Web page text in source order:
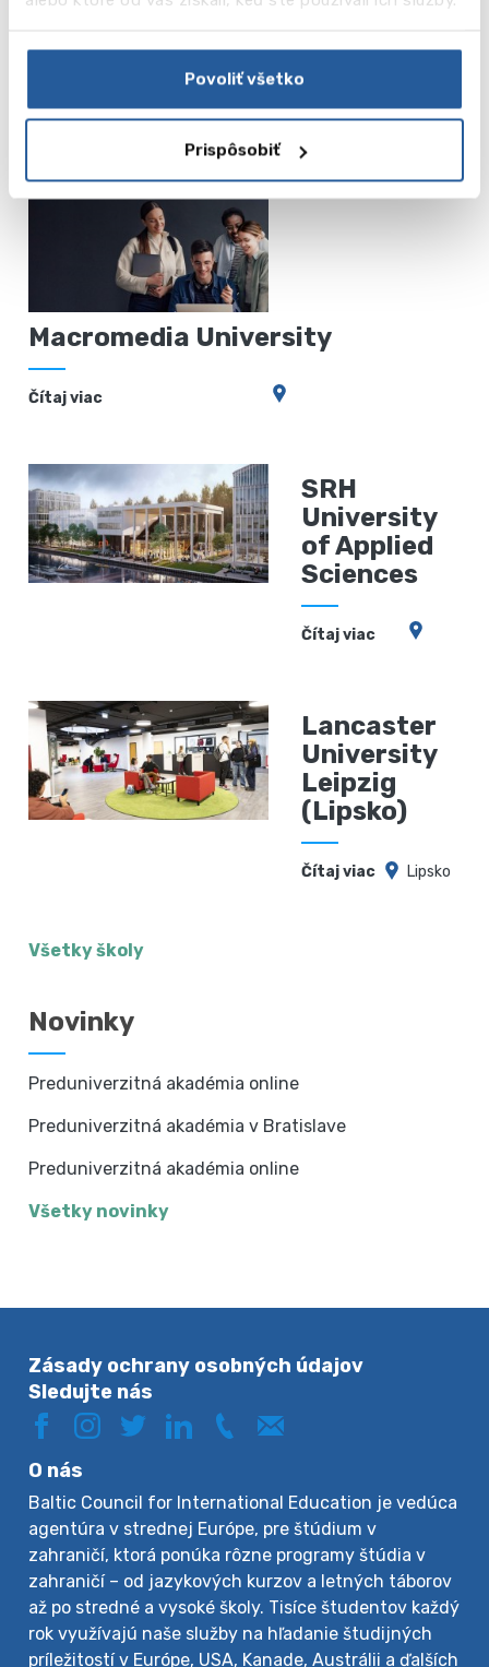
Povoliť všetko
Prispôsobiť
Obrázky
Mohlo by vás zaujímať
Macromedia University
Čítaj viac
SRH
University
of Applied
Sciences
Čítaj viac
Lancaster
University
Leipzig
(Lipsko)
Čítaj viac Lipsko
Všetky školy
Novinky
Preduniverzitná akadémia online
Preduniverzitná akadémia v Bratislave
Preduniverzitná akadémia online
Všetky novinky
Zásady ochrany osobných údajov
Sledujte nás
O nás
Baltic Council for International Education je vedúca
agentúra v strednej Európe, pre štúdium v
zahraničí, ktorá ponúka rôzne programy štúdia v
zahraničí – od jazykových kurzov a letných táborov
až po stredné a vysoké školy. Tisíce študentov každý
rok využívajú naše služby na hľadanie študijných
príležitostí v Európe, USA, Kanade, Austrálii a ďalších